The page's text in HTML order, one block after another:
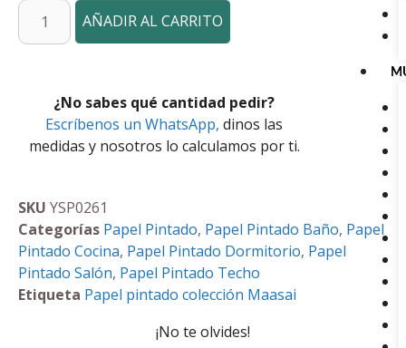
AÑADIR AL CARRITO
¿No sabes qué cantidad pedir?
Escríbenos un WhatsApp, dinos las
medidas y nosotros lo calculamos por ti.
SKU YSP0261
Categorías Papel Pintado, Papel Pintado Baño, Papel
Pintado Cocina, Papel Pintado Dormitorio, Papel
Pintado Salón, Papel Pintado Techo
Etiqueta Papel pintado colección Maasai
¡No te olvides!